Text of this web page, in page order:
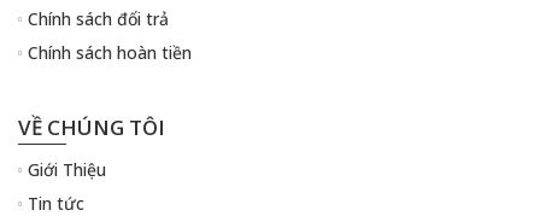
Chính sách đổi trả
Chính sách hoàn tiền
VỀ CHÚNG TÔI
Giới Thiệu
Tin tức